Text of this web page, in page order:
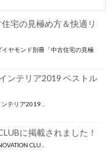
住宅の見極め方＆快適リ
ヤモンド別冊「中古住宅の見極
ンテリア2019 ベストル
テリア2019 ...
に掲載されました！
CLU...